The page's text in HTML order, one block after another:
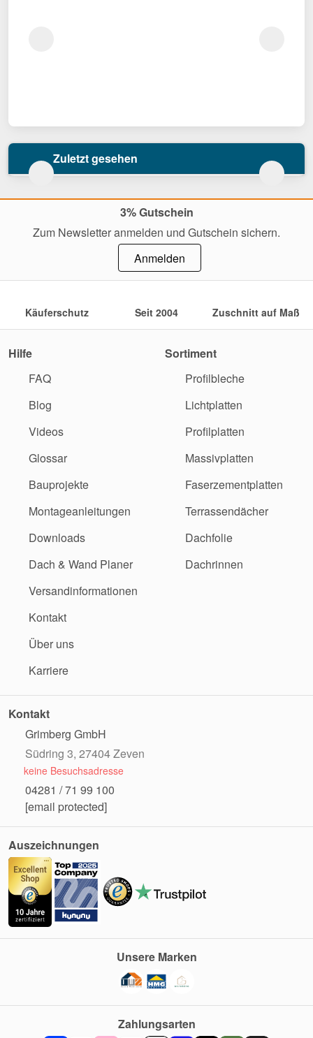
Zuletzt gesehen
3% Gutschein
Zum Newsletter anmelden und Gutschein sichern.
Anmelden
Käuferschutz Seit 2004 Zuschnitt auf Maß
Hilfe
FAQ
Blog
Videos
Glossar
Bauprojekte
Montageanleitungen
Downloads
Dach & Wand Planer
Versandinformationen
Kontakt
Über uns
Karriere
Sortiment
Profilbleche
Lichtplatten
Profilplatten
Massivplatten
Faserzementplatten
Terrassendächer
Dachfolie
Dachrinnen
Kontakt
Grimberg GmbH
Südring 3, 27404 Zeven
keine Besuchsadresse
04281 / 71 99 100
[email protected]
Auszeichnungen
Zahlungsarten
Unsere Marken